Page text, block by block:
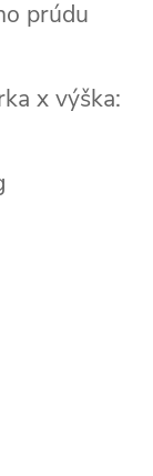
prúdu
x výška: